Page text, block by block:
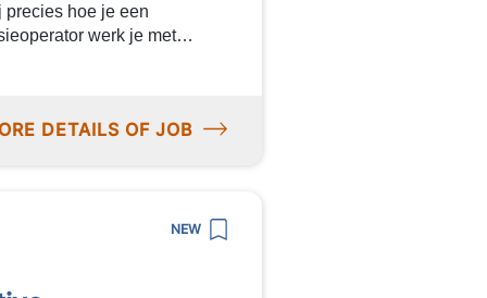
hoe je een
werk je met
direct!
DETAILS OF JOB
NEW